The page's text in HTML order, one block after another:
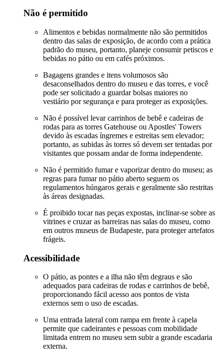
Não é permitido
Alimentos e bebidas normalmente não são permitidos
dentro das salas de exposição, de acordo com a prática
padrão do museu, portanto, planeje consumir petiscos e
bebidas no pátio ou em cafés próximos.
Bagagens grandes e itens volumosos são
desaconselhados dentro do museu e das torres, e você
pode ser solicitado a guardar bolsas maiores no
vestiário por segurança e para proteger as exposições.
Não é possível levar carrinhos de bebê e cadeiras de
rodas para as torres Gatehouse ou Apostles' Towers
devido às escadas íngremes e estreitas sem elevador;
portanto, as subidas às torres só devem ser tentadas por
visitantes que possam andar de forma independente.
Não é permitido fumar e vaporizar dentro do museu; as
regras para fumar no pátio aberto seguem os
regulamentos húngaros gerais e geralmente são restritas
às áreas designadas.
É proibido tocar nas peças expostas, inclinar-se sobre as
vitrines e cruzar as barreiras nas salas do museu, como
em outros museus de Budapeste, para proteger artefatos
frágeis.
Acessibilidade
O pátio, as pontes e a ilha não têm degraus e são
adequados para cadeiras de rodas e carrinhos de bebê,
proporcionando fácil acesso aos pontos de vista
externos sem o uso de escadas.
Uma entrada lateral com rampa em frente à capela
permite que cadeirantes e pessoas com mobilidade
limitada entrem no museu sem subir a grande escadaria
externa.